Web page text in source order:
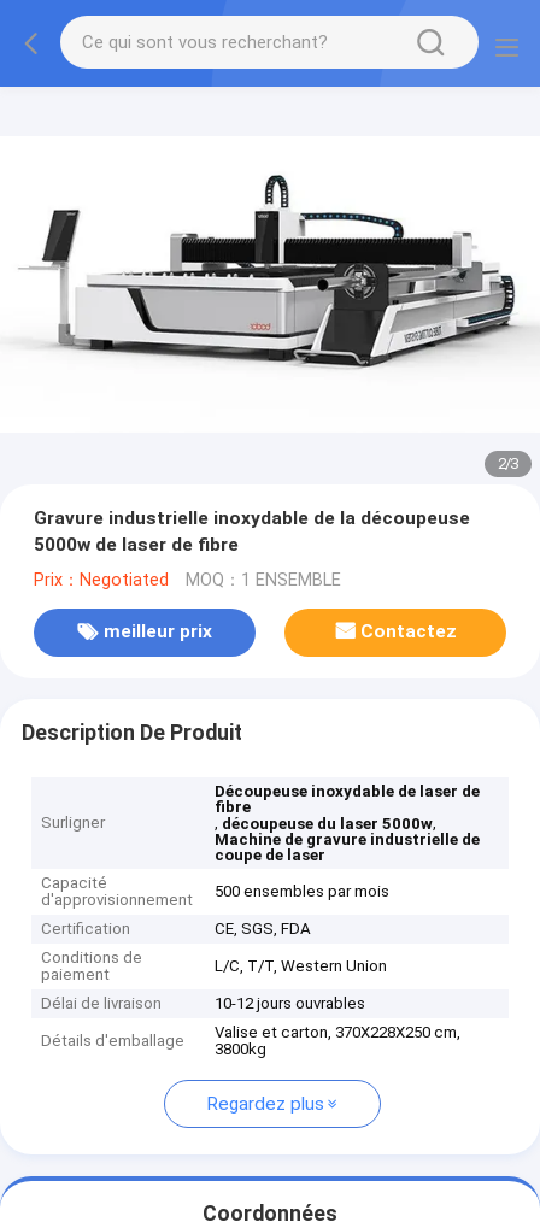
2/3
Gravure industrielle inoxydable de la découpeuse
5000w de laser de fibre
Prix：Negotiated MOQ：1 ENSEMBLE
meilleur prix Contactez
Description De Produit
Surligner
Découpeuse inoxydable de laser de
fibre
, découpeuse du laser 5000w,
Machine de gravure industrielle de
coupe de laser
Capacité
d'approvisionnement
500 ensembles par mois
Certification
CE, SGS, FDA
Conditions de
paiement
L/C, T/T, Western Union
Délai de livraison 10-12 jours ouvrables
Détails d'emballage
Valise et carton, 370X228X250 cm,
3800kg
Regardez plus
Coordonnées